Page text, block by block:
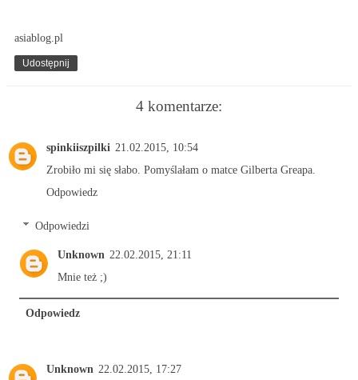
asiablog.pl
Udostępnij
4 komentarze:
spinkiiszpilki 21.02.2015, 10:54
Zrobiło mi się słabo. Pomyślałam o matce Gilberta Greapa.
Odpowiedz
Odpowiedzi
Unknown 22.02.2015, 21:11
Mnie też ;)
Odpowiedz
Unknown 22.02.2015, 17:27